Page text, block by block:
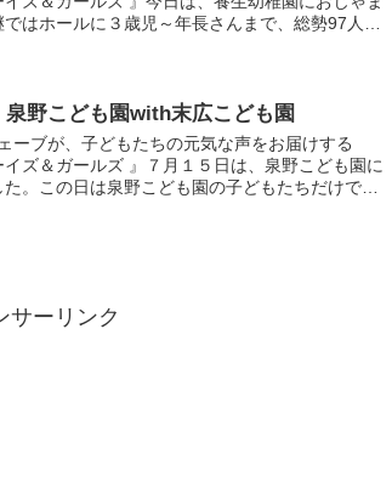
はホールに３歳児～年長さんまで、総勢97人の
泉野こども園with末広こども園
ーブが、子どもたちの元気な声をお届けする
イズ＆ガールズ 』７月１５日は、泉野こども園に
。この日は泉野こども園の子どもたちだけでは
サーリンク